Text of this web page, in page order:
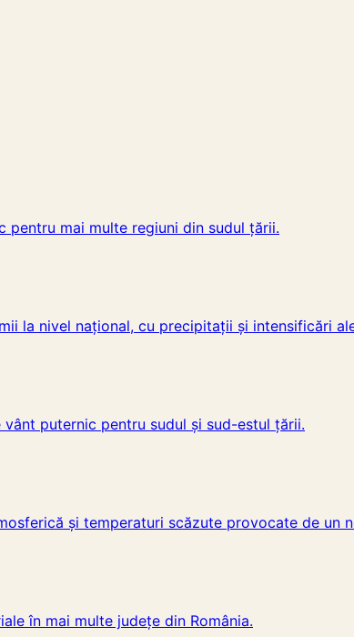
mai multe regiuni din sudul țării.
la nivel național, cu precipitații și intensificări
puternic pentru sudul și sud-estul țării.
și temperaturi scăzute provocate de un
în mai multe județe din România.